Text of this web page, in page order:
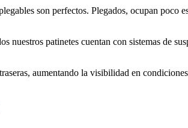
son perfectos. Plegados, ocupan
nuestros patinetes cuentan con sistemas de
aumentando la visibilidad en